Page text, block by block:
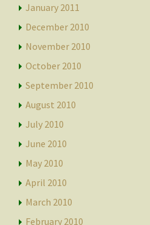
January 2011
December 2010
November 2010
October 2010
September 2010
August 2010
July 2010
June 2010
May 2010
April 2010
March 2010
February 2010